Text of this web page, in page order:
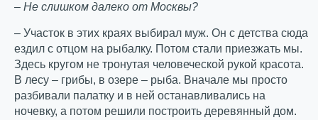
– Не слишком далеко от Москвы?
– Участок в этих краях выбирал муж. Он с детства сюда
ездил с отцом на рыбалку. Потом стали приезжать мы.
Здесь кругом не тронутая человеческой рукой красота.
В лесу – грибы, в озере – рыба. Вначале мы просто
разбивали палатку и в ней останавливались на
ночевку, а потом решили построить деревянный дом.